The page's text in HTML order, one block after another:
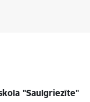
"Saulgriezīte"